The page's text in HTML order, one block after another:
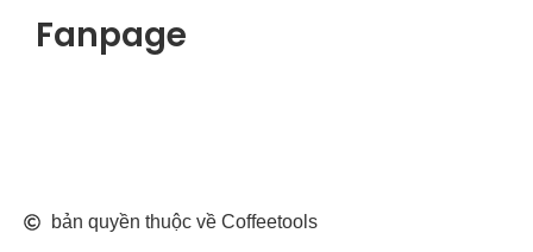
Fanpage
bản quyền thuộc về Coffeetools